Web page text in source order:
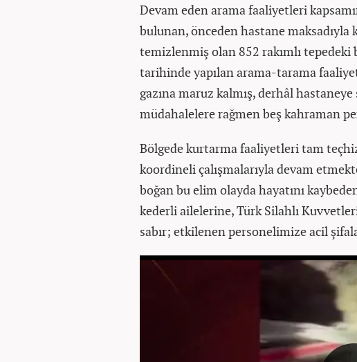
Devam eden arama faaliyetleri
bulunan, önceden hastane
temizlenmiş olan 852 rakımlı tepedeki
tarihinde yapılan arama-tarama
gazına maruz kalmış, derhâl
müdahalelere rağmen beş kahraman
Bölgede kurtarma faaliyetleri tam
koordineli çalışmalarıyla devam
boğan bu elim olayda hayatını
kederli ailelerine, Türk Silahlı
sabır; etkilenen personelimize acil